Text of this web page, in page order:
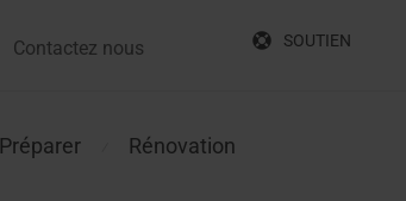
Contactez nous SOUTIEN
Préparer Rénovation